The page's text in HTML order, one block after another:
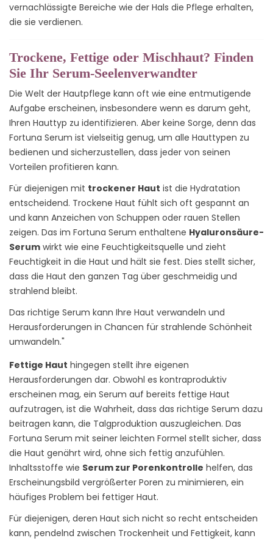
vernachlässigte Bereiche wie der Hals die Pflege erhalten,
die sie verdienen.
Trockene, Fettige oder Mischhaut? Finden
Sie Ihr Serum-Seelenverwandter
Die Welt der Hautpflege kann oft wie eine entmutigende
Aufgabe erscheinen, insbesondere wenn es darum geht,
Ihren Hauttyp zu identifizieren. Aber keine Sorge, denn das
Fortuna Serum ist vielseitig genug, um alle Hauttypen zu
bedienen und sicherzustellen, dass jeder von seinen
Vorteilen profitieren kann.
Für diejenigen mit trockener Haut ist die Hydratation
entscheidend. Trockene Haut fühlt sich oft gespannt an
und kann Anzeichen von Schuppen oder rauen Stellen
zeigen. Das im Fortuna Serum enthaltene Hyaluronsäure-
Serum wirkt wie eine Feuchtigkeitsquelle und zieht
Feuchtigkeit in die Haut und hält sie fest. Dies stellt sicher,
dass die Haut den ganzen Tag über geschmeidig und
strahlend bleibt.
Das richtige Serum kann Ihre Haut verwandeln und
Herausforderungen in Chancen für strahlende Schönheit
umwandeln."
Fettige Haut hingegen stellt ihre eigenen
Herausforderungen dar. Obwohl es kontraproduktiv
erscheinen mag, ein Serum auf bereits fettige Haut
aufzutragen, ist die Wahrheit, dass das richtige Serum dazu
beitragen kann, die Talgproduktion auszugleichen. Das
Fortuna Serum mit seiner leichten Formel stellt sicher, dass
die Haut genährt wird, ohne sich fettig anzufühlen.
Inhaltsstoffe wie Serum zur Porenkontrolle helfen, das
Erscheinungsbild vergrößerter Poren zu minimieren, ein
häufiges Problem bei fettiger Haut.
Für diejenigen, deren Haut sich nicht so recht entscheiden
kann, pendelnd zwischen Trockenheit und Fettigkeit, kann